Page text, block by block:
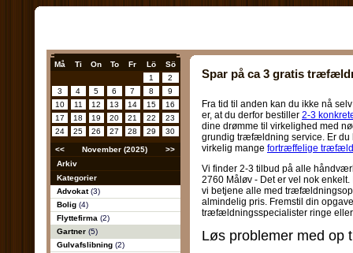
Må Ti On To Fr Lö
Sö
1
2
3
4 5 6 7 8
9
10
11 12 13 14 15
16
17
18 19 20 21 22
23
24
25 26 27 28 29 30
<< November (2025)
>>
Arkiv
Kategorier
Advokat(3)
Bolig (4)
Flyttefirma (2)
Gartner (5)
Gulvafslibning (2)
Spar på ca 3 gratis
Fra tid til anden kan du ikke nå
er, at du derfor bestiller 2-3
dine drømme til virkelighed med
grundig træfældning service. Er du
virkelig mange fortræffelige
Vi finder 2-3 tilbud på alle
2760 Måløv - Det er vel nok
vi betjene alle med
almindelig pris. Fremstil din
træfældningsspecialister ringe
Løs problemer med